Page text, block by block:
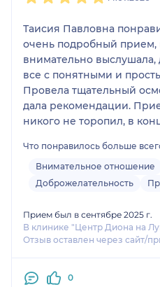
Таисия Павловна
очень подробный прием,
внимательно выслушала,
все с понятными и
Провела тщательный
дала рекомендации.
никого не торопил, в
аккуратного и знающего
Что понравилось больше
Внимательное отношение
Доброжелательность
Прием был в сентябре 2025 г.
В клинике "Центр Диона на
Отзыв оставлен через сайт/
0